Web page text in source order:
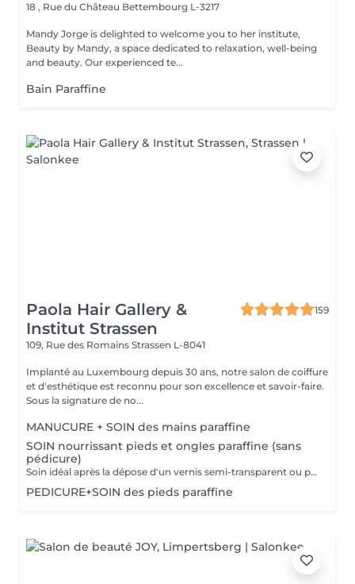
18 , Rue du Château Bettembourg L-3217
Mandy Jorge is delighted to welcome you to her institute,
Beauty by Mandy, a space dedicated to relaxation, well-being
and beauty. Our experienced te...
Bain Paraffine
Paola Hair Gallery &
Institut Strassen
159
109, Rue des Romains Strassen L-8041
Implanté au Luxembourg depuis 30 ans, notre salon de coiffure
et d'esthétique est reconnu pour son excellence et savoir-faire.
Sous la signature de no...
MANUCURE + SOIN des mains paraffine
SOIN nourrissant pieds et ongles paraffine (sans
pédicure)
Soin idéal après la dépose d'un vernis semi-transparent ou pour simplement nourrir les pieds et les ongles
PEDICURE+SOIN des pieds paraffine